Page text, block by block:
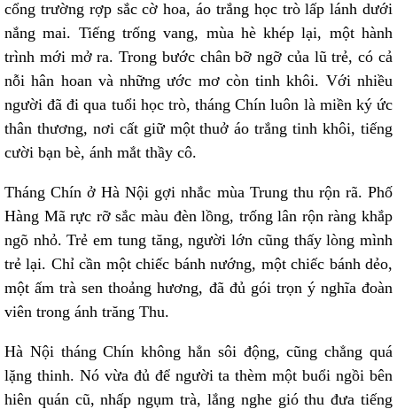
cổng trường rợp sắc cờ hoa, áo trắng học trò lấp lánh dưới
nắng mai. Tiếng trống vang, mùa hè khép lại, một hành
trình mới mở ra. Trong bước chân bỡ ngỡ của lũ trẻ, có cả
nỗi hân hoan và những ước mơ còn tinh khôi. Với nhiều
người đã đi qua tuổi học trò, tháng Chín luôn là miền ký ức
thân thương, nơi cất giữ một thuở áo trắng tinh khôi, tiếng
cười bạn bè, ánh mắt thầy cô.
Tháng Chín ở Hà Nội gợi nhắc mùa Trung thu rộn rã. Phố
Hàng Mã rực rỡ sắc màu đèn lồng, trống lân rộn ràng khắp
ngõ nhỏ. Trẻ em tung tăng, người lớn cũng thấy lòng mình
trẻ lại. Chỉ cần một chiếc bánh nướng, một chiếc bánh dẻo,
một ấm trà sen thoảng hương, đã đủ gói trọn ý nghĩa đoàn
viên trong ánh trăng Thu.
Hà Nội tháng Chín không hẳn sôi động, cũng chẳng quá
lặng thinh. Nó vừa đủ để người ta thèm một buổi ngồi bên
hiên quán cũ, nhấp ngụm trà, lắng nghe gió thu đưa tiếng